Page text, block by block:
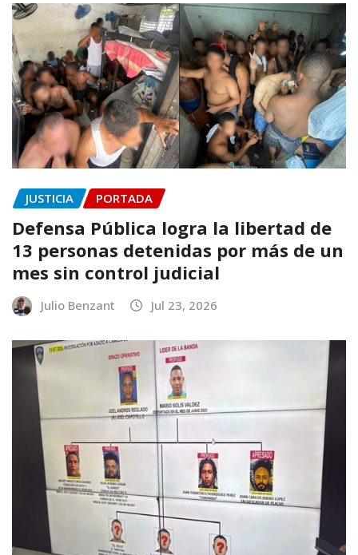
JUSTICIA PORTADA
Defensa Pública logra la libertad de
13 personas detenidas por más de un
mes sin control judicial
Julio Benzant Jul 23, 2026